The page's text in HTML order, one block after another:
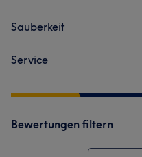
Sauberkeit
Service
Bewertungen filtern